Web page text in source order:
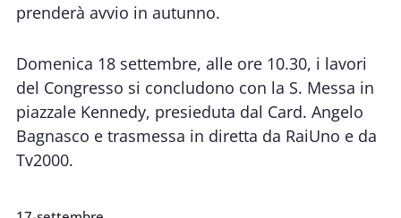
prenderà avvio in autunno.
Domenica 18 settembre, alle ore 10.30, i lavori
del Congresso si concludono con la S. Messa in
piazzale Kennedy, presieduta dal Card. Angelo
Bagnasco e trasmessa in diretta da RaiUno e da
Tv2000.